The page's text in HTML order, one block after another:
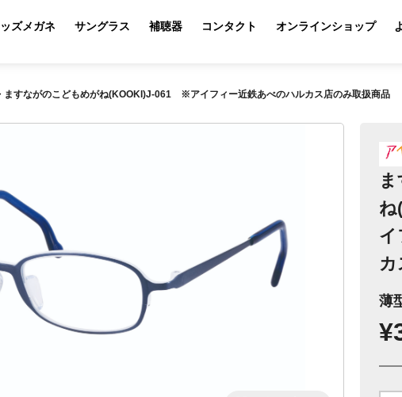
ズメガネ サングラス 補聴器 コンタクト オンラインショップ
ますながのこどもめがね(KOOKI)J-061 ※アイフィー近鉄あべのハルカス店のみ取扱商品
イ
カ
薄